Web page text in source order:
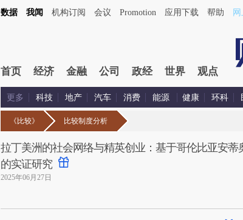
数据 我闻 机构订阅 会议 Promotion 应用下载 帮助
首页 经济 金融 公司 政经 世界 观点
更多 科技 地产 汽车 消费 能源 健康 环科
《比较》 比较制度分析
拉丁美洲的社会网络与精英创业：基于哥伦比亚安蒂
的实证研究
2025年06月27日